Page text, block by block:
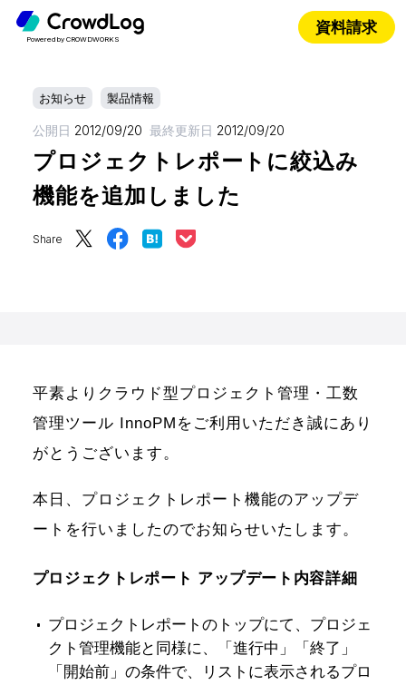
Powered by CROWDWORKS
資料請求
お知らせ 製品情報
公開日 2012/09/20 最終更新日 2012/09/20
プロジェクトレポートに絞込み
機能を追加しました
Share
平素よりクラウド型プロジェクト管理・工数
管理ツール InnoPMをご利用いただき誠にあり
がとうございます。
本日、プロジェクトレポート機能のアップデ
ートを行いましたのでお知らせいたします。
プロジェクトレポート アップデート内容詳細
プロジェクトレポートのトップにて、プロジェ
クト管理機能と同様に、「進行中」「終了」
「開始前」の条件で、リストに表示されるプロ